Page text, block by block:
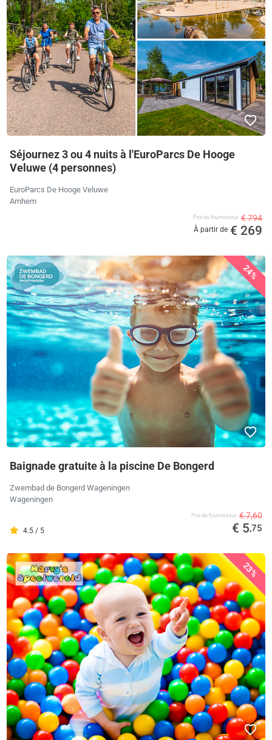
Séjournez 3 ou 4 nuits à l'EuroParcs De Hooge
Veluwe (4 personnes)
EuroParcs De Hooge Veluwe
Arnhem
Prix ​​du fournisseur € 794
À partir de € 269
24%
Baignade gratuite à la piscine De Bongerd
Zwembad de Bongerd Wageningen
Wageningen
4.5 / 5
Prix ​​du fournisseur € 7,60
€ 5,75
23%